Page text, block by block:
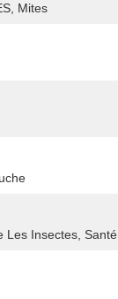
Mites
Les Insectes, Santé